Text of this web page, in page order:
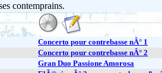
contemprains.
Concerto pour contrebasse nÂ° 1
Concerto pour contrebasse nÂ° 2
Gran Duo Passione Amorosa